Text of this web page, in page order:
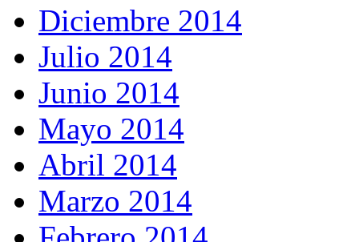
Diciembre 2014
Julio 2014
Junio 2014
Mayo 2014
Abril 2014
Marzo 2014